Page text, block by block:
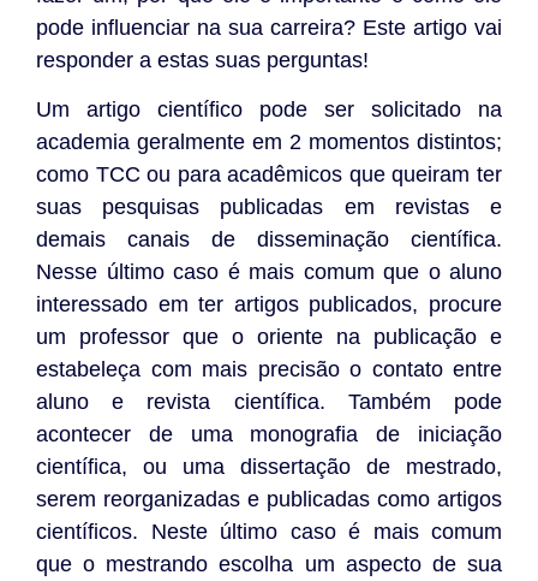
pode influenciar na sua carreira? Este artigo vai
responder a estas suas perguntas!
Um artigo científico pode ser solicitado na
academia geralmente em 2 momentos distintos;
como TCC ou para acadêmicos que queiram ter
suas pesquisas publicadas em revistas e
demais canais de disseminação científica.
Nesse último caso é mais comum que o aluno
interessado em ter artigos publicados, procure
um professor que o oriente na publicação e
estabeleça com mais precisão o contato entre
aluno e revista científica. Também pode
acontecer de uma monografia de iniciação
científica, ou uma dissertação de mestrado,
serem reorganizadas e publicadas como artigos
científicos. Neste último caso é mais comum
que o mestrando escolha um aspecto de sua